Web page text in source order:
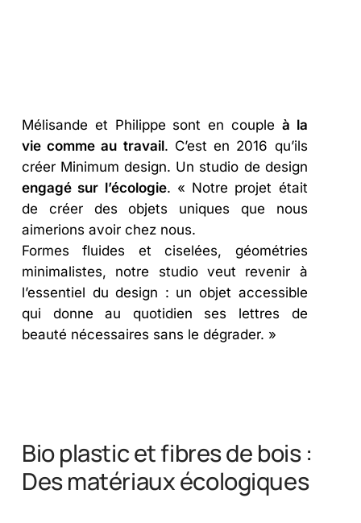
Mélisande et Philippe sont en couple à la
vie comme au travail. C’est en 2016 qu’ils
créer Minimum design. Un studio de design
engagé sur l’écologie. « Notre projet était
de créer des objets uniques que nous
aimerions avoir chez nous.
Formes fluides et ciselées, géométries
minimalistes, notre studio veut revenir à
l’essentiel du design : un objet accessible
qui donne au quotidien ses lettres de
beauté nécessaires sans le dégrader. »
Bio plastic et fibres de bois :
Des matériaux écologiques